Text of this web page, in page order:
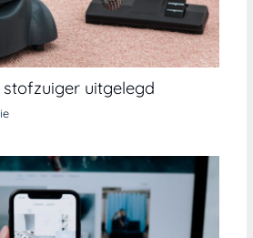
stofzuiger uitgelegd